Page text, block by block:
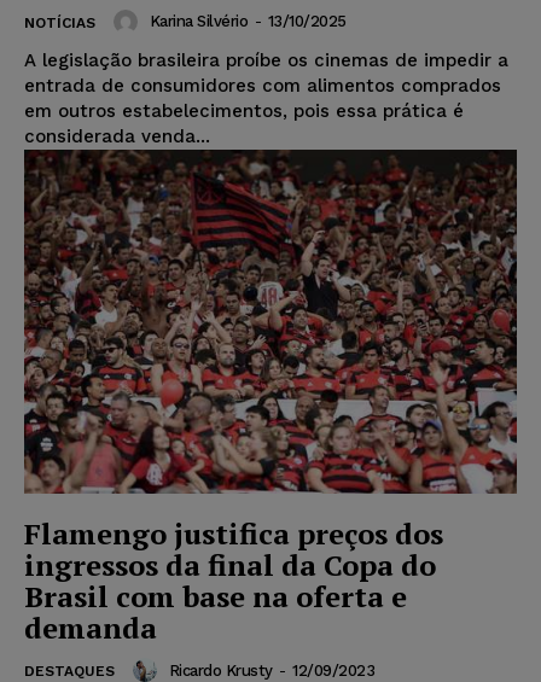
NOTÍCIAS Karina Silvério - 13/10/2025
A legislação brasileira proíbe os cinemas de impedir a
entrada de consumidores com alimentos comprados
em outros estabelecimentos, pois essa prática é
considerada venda...
Flamengo justifica preços dos
ingressos da final da Copa do
Brasil com base na oferta e
demanda
DESTAQUES Ricardo Krusty - 12/09/2023